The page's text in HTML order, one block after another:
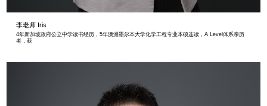
李老师 Iris
4年新加坡政府公立中学读书经历，5年澳洲墨尔本大学化学工程专业本硕连读，A Level体系亲历
者，获